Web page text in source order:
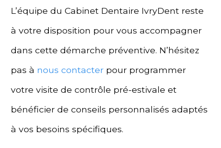
L’équipe du Cabinet Dentaire IvryDent reste
à votre disposition pour vous accompagner
dans cette démarche préventive. N’hésitez
pas à nous contacterpour programmer
votre visite de contrôle pré-estivale et
bénéficier de conseils personnalisés adaptés
à vos besoins spécifiques.